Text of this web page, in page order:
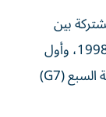
بين
الولايات المتحدة واليابان لشراء الين منذ عام 1998، وأول
تدخل منسق يجمع البلدين منذ تحرك مجموعة السبع (G7)